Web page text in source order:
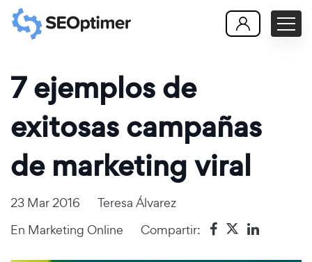
7 ejemplos de
exitosas campañas
de marketing viral
23 Mar 2016
Teresa Álvarez
En Marketing Online Compartir: